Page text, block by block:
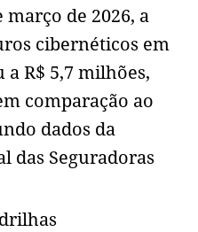
março de 2026, a
cibernéticos em
a R$ 5,7 milhões,
comparação ao
dados da
das Seguradoras